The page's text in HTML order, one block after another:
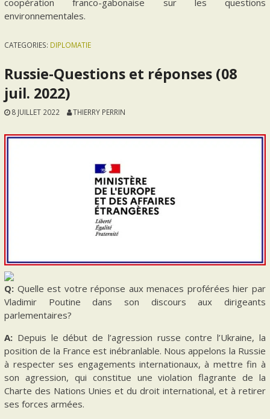
environnementales.
CATEGORIES: DIPLOMATIE
Russie-Questions et réponses (08
juil. 2022)
8 JUILLET 2022 THIERRY PERRIN
Q: Quelle est votre réponse aux menaces proférées hier par
Vladimir Poutine dans son discours aux dirigeants
parlementaires?
A: Depuis le début de l’agression russe contre l’Ukraine, la
position de la France est inébranlable. Nous appelons la Russie
à respecter ses engagements internationaux, à mettre fin à
son agression, qui constitue une violation flagrante de la
Charte des Nations Unies et du droit international, et à retirer
ses forces armées.